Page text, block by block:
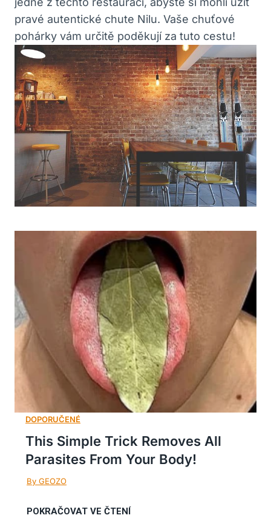
pravé autentické chute Nilu. Vaše chuťové
pohárky vám určitě poděkují za tuto cestu!
This Simple Trick Removes All
Parasites From Your Body!